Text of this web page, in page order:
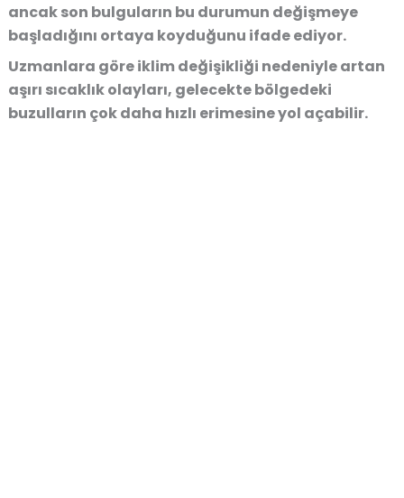
ancak son bulguların bu durumun değişmeye
başladığını ortaya koyduğunu ifade ediyor.
Uzmanlara göre iklim değişikliği nedeniyle artan
aşırı sıcaklık olayları, gelecekte bölgedeki
buzulların çok daha hızlı erimesine yol açabilir.